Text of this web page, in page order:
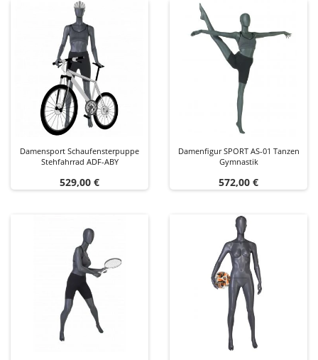
Damensport Schaufensterpuppe
Stehfahrrad ADF-ABY
Preis
529,00 €
Damenfigur SPORT AS-01 Tanzen
Gymnastik
Preis
572,00 €